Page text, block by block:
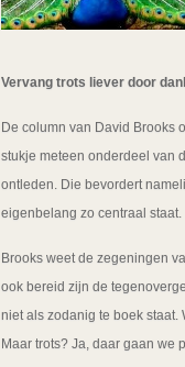
Vervang trots liever door
De column van David Brooks
stukje meteen onderdeel van
ontleden. Die bevordert
eigenbelang zo centraal staat.
Brooks weet de zegeningen
ook bereid zijn de
niet als zodanig te boek
Maar trots? Ja, daar gaan we